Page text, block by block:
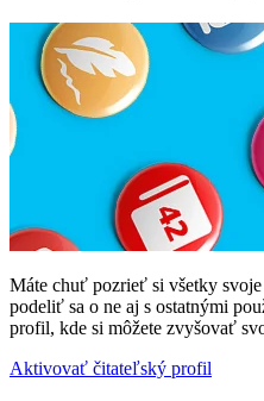
Máte chuť pozrieť si všetky svoje
podeliť sa o ne aj s ostatnými
profil, kde si môžete zvyšovať
Aktivovať čitateľský profil